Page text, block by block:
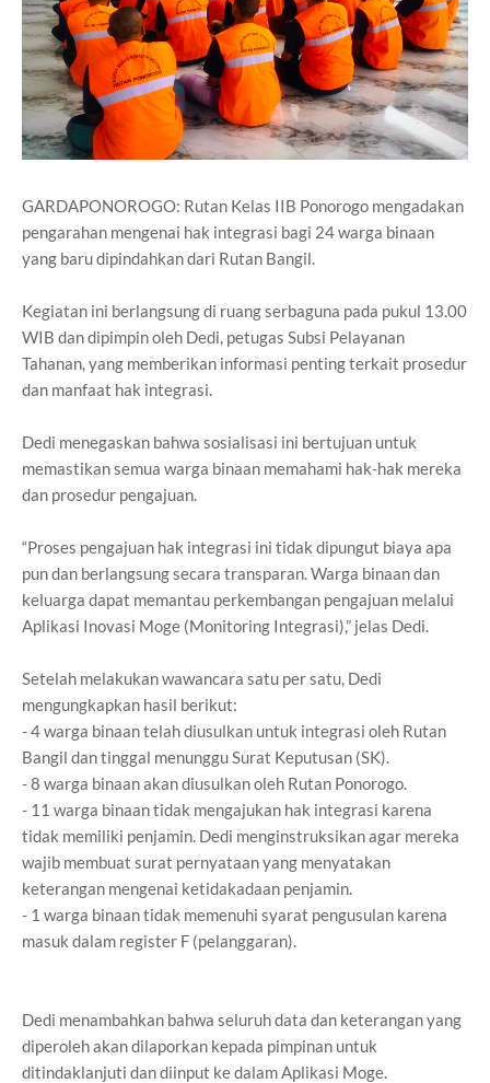
GARDAPONOROGO: Rutan Kelas IIB Ponorogo mengadakan
pengarahan mengenai hak integrasi bagi 24 warga binaan
yang baru dipindahkan dari Rutan Bangil.
Kegiatan ini berlangsung di ruang serbaguna pada pukul 13.00
WIB dan dipimpin oleh Dedi, petugas Subsi Pelayanan
Tahanan, yang memberikan informasi penting terkait prosedur
dan manfaat hak integrasi.
Dedi menegaskan bahwa sosialisasi ini bertujuan untuk
memastikan semua warga binaan memahami hak-hak mereka
dan prosedur pengajuan.
“Proses pengajuan hak integrasi ini tidak dipungut biaya apa
pun dan berlangsung secara transparan. Warga binaan dan
keluarga dapat memantau perkembangan pengajuan melalui
Aplikasi Inovasi Moge (Monitoring Integrasi),” jelas Dedi.
Setelah melakukan wawancara satu per satu, Dedi
mengungkapkan hasil berikut:
- 4 warga binaan telah diusulkan untuk integrasi oleh Rutan
Bangil dan tinggal menunggu Surat Keputusan (SK).
- 8 warga binaan akan diusulkan oleh Rutan Ponorogo.
- 11 warga binaan tidak mengajukan hak integrasi karena
tidak memiliki penjamin. Dedi menginstruksikan agar mereka
wajib membuat surat pernyataan yang menyatakan
keterangan mengenai ketidakadaan penjamin.
- 1 warga binaan tidak memenuhi syarat pengusulan karena
masuk dalam register F (pelanggaran).
Dedi menambahkan bahwa seluruh data dan keterangan yang
diperoleh akan dilaporkan kepada pimpinan untuk
ditindaklanjuti dan diinput ke dalam Aplikasi Moge.